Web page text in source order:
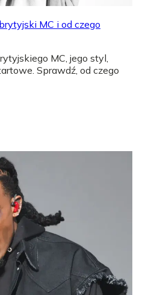
MC i od czego
MC, jego styl,
Sprawdź, od czego